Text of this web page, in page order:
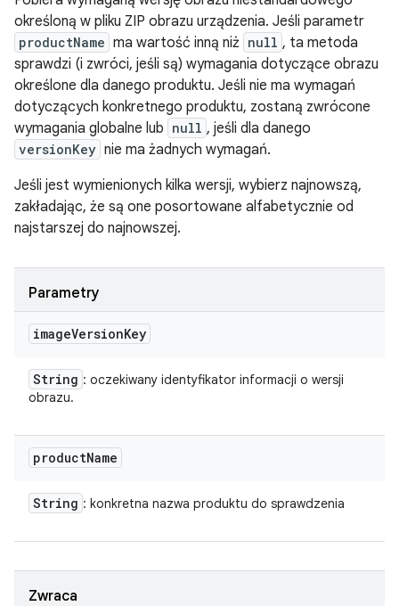
określoną w pliku ZIP obrazu urządzenia. Jeśli parametr
productName ma wartość inną niż null , ta metoda
sprawdzi (i zwróci, jeśli są) wymagania dotyczące obrazu
określone dla danego produktu. Jeśli nie ma wymagań
dotyczących konkretnego produktu, zostaną zwrócone
wymagania globalne lub null , jeśli dla danego
versionKey nie ma żadnych wymagań.
Jeśli jest wymienionych kilka wersji, wybierz najnowszą,
zakładając, że są one posortowane alfabetycznie od
najstarszej do najnowszej.
Parametry
imageVersionKey
String : oczekiwany identyfikator informacji o wersji
obrazu.
productName
String : konkretna nazwa produktu do sprawdzenia
Zwraca